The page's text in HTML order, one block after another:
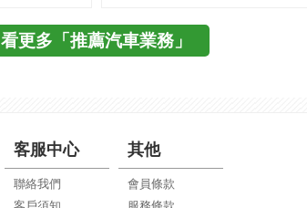
看更多「推薦汽車業務」
客服中心
聯絡我們
其他
會員條款